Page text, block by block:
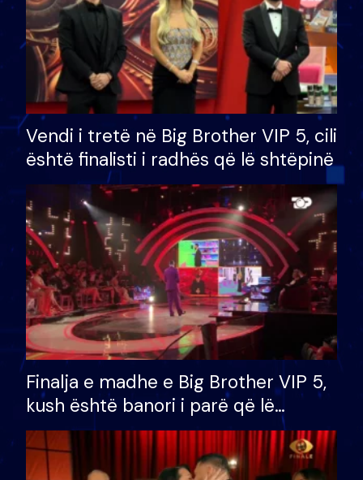
Vendi i tretë në Big Brother VIP 5, cili
është finalisti i radhës që lë shtëpinë
Finalja e madhe e Big Brother VIP 5,
kush është banori i parë që lë
shtëpinë dhe humb mundësinë për
të fituar çmimin e madh